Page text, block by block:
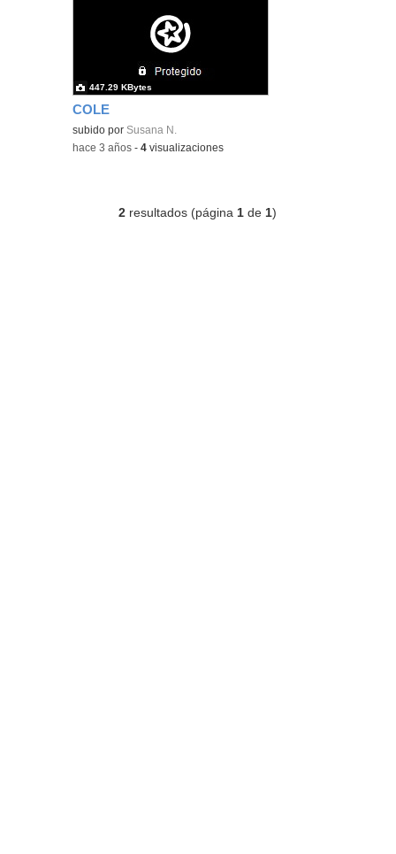
COLE
subido por Susana N.
447.29 KBytes
-hace 3 años -4 visualizaciones
2 resultados (página 1 de 1)